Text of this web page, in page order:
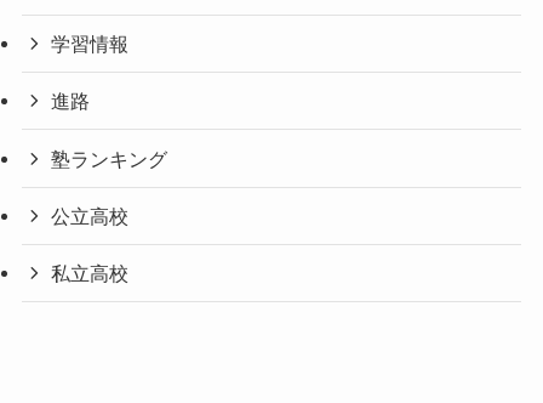
学習情報
進路
塾ランキング
公立高校
私立高校